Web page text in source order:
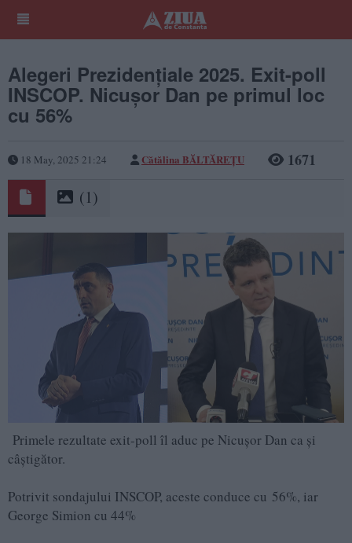
Alegeri Prezidențiale 2025. Exit-poll
INSCOP. Nicușor Dan pe primul loc
cu 56%
18 May, 2025 21:24 Cătălina BĂLTĂREȚU 1671
(1)
Primele rezultate exit-poll îl aduc pe Nicușor Dan ca și
câștigător.
Potrivit sondajului INSCOP, aceste conduce cu 56%, iar
George Simion cu 44%